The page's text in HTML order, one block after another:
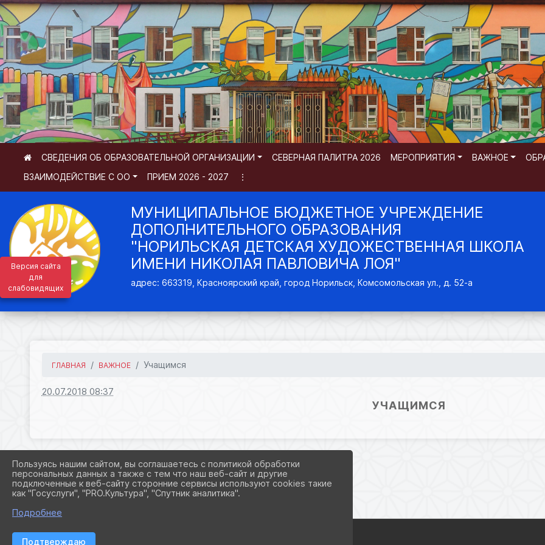
Версия сайта
для
слабовидящих
МУНИЦИПАЛЬНОЕ БЮДЖЕТНОЕ УЧРЕЖДЕНИЕ
ДОПОЛНИТЕЛЬНОГО ОБРАЗОВАНИЯ
"НОРИЛЬСКАЯ ДЕТСКАЯ ХУДОЖЕСТВЕННАЯ ШКОЛА
ИМЕНИ НИКОЛАЯ ПАВЛОВИЧА ЛОЯ"
адрес: 663319, Красноярский край, город Норильск, Комсомольская ул., д. 52-а
СВЕДЕНИЯ ОБ ОБРАЗОВАТЕЛЬНОЙ ОРГАНИЗАЦИИ СЕВЕРНАЯ ПАЛИТРА 2026 МЕРОПРИЯТИЯ ВАЖНОЕ
ВЗАИМОДЕЙСТВИЕ С ОО
ПРИЕМ 2026 - 2027 ⋮
ГЛАВНАЯ ВАЖНОЕ Учащимся
20.07.2018 08:37
УЧАЩИМСЯ
Пользуясь нашим сайтом, вы соглашаетесь с политикой обработки
персональных данных а также с тем что наш веб-сайт и другие
подключенные к веб-сайту сторонние сервисы используют cookies такие
как "Госуслуги", "PRO.Культура", "Спутник аналитика".
Подробнее
Подтверждаю